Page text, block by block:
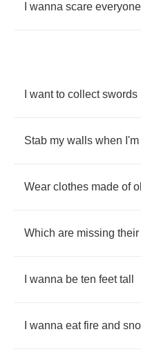
wanna scare everyone
want to collect swords
Stab my walls when I'm
Wear clothes made of
Which are missing their
wanna be ten feet tall
wanna eat fire and